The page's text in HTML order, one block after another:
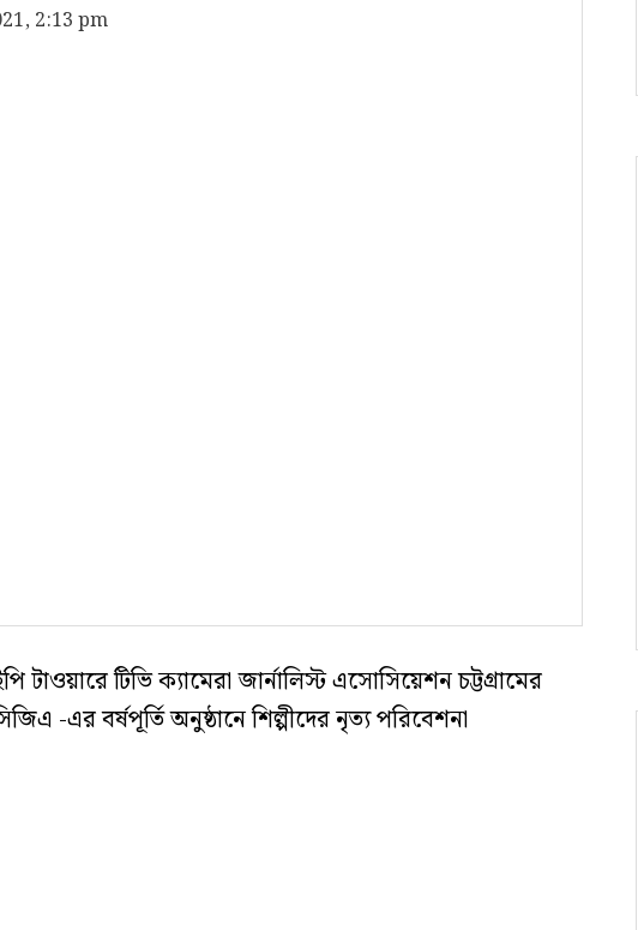
2:13 pm
টিভি ক্যামেরা জার্নালিস্ট এসোসিয়েশন চট্টগ্রামের
-এর বর্ষপূর্তি অনুষ্ঠানে শিল্পীদের নৃত্য পরিবেশনা